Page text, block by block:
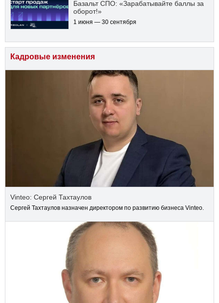
Базальт СПО: «Зарабатывайте баллы за
оборот!»
1 июня — 30 сентября
Кадровые изменения
Vinteo: Сергей Тахтаулов
Сергей Тахтаулов назначен директором по развитию бизнеса Vinteo.